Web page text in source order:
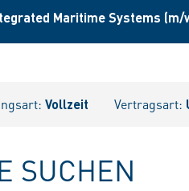
Maritime Systems (m/
Vollzeit Vertragsart:
SUCHEN